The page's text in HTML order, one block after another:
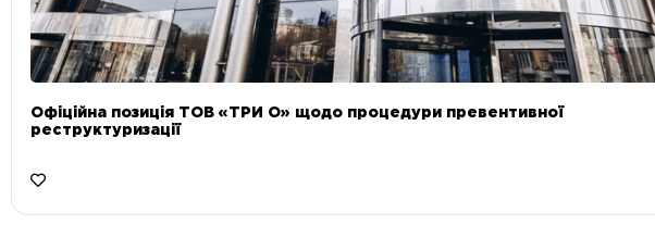
Офіційна позиція ТОВ «ТРИ О» щодо процедури превентивної
реструктуризації